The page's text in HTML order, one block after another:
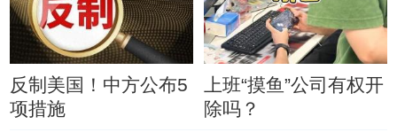
反制美国！中方公布5
项措施
上班“摸鱼”公司有权开
除吗？